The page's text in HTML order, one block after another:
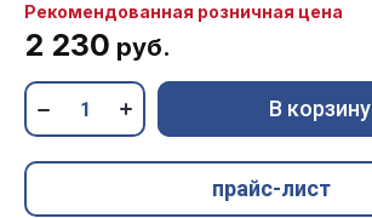
Рекомендованная розничная цена
2 230 руб.
В корзину
прайс-лист